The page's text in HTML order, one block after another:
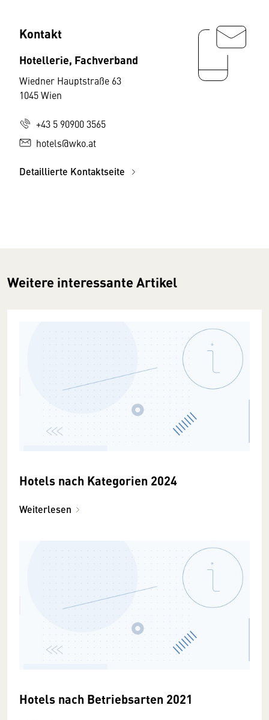
Kontakt
Hotellerie, Fachverband
Wiedner Hauptstraße 63
1045 Wien
+43 5 90900 3565
hotels@wko.at
Detaillierte Kontaktseite
Weitere interessante Artikel
Hotels nach Kategorien 2024
Weiterlesen
Hotels nach Betriebsarten 2021